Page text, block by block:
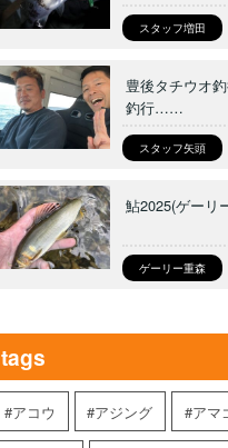
スタッフ増田
豊後タチウオ
釣行……
スタッフ矢頭
鮎2025(ゲーリ
ゲーリー重森
tags
アコウ アジング アマ